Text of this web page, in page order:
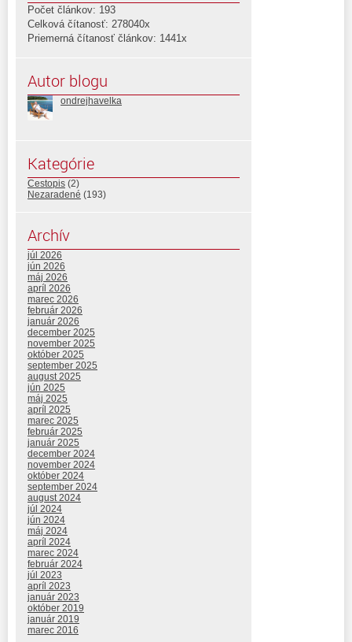
Počet článkov: 193
Celková čítanosť: 278040x
Priemerná čítanosť článkov: 1441x
Autor blogu
ondrejhavelka
Kategórie
Cestopis (2)
Nezaradené (193)
Archív
júl 2026
jún 2026
máj 2026
apríl 2026
marec 2026
február 2026
január 2026
december 2025
november 2025
október 2025
september 2025
august 2025
jún 2025
máj 2025
apríl 2025
marec 2025
február 2025
január 2025
december 2024
november 2024
október 2024
september 2024
august 2024
júl 2024
jún 2024
máj 2024
apríl 2024
marec 2024
február 2024
júl 2023
apríl 2023
január 2023
október 2019
január 2019
marec 2016